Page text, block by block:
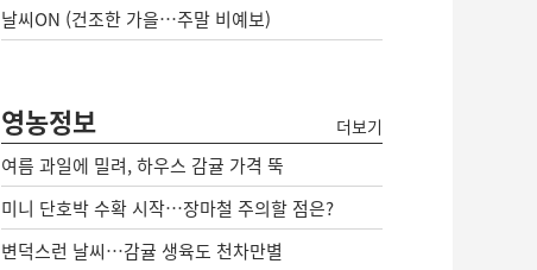
날씨ON (건조한 가을…주말 비예보)
영농정보 더보기
여름 과일에 밀려, 하우스 감귤 가격 뚝
미니 단호박 수확 시작…장마철 주의할 점은?
변덕스런 날씨…감귤 생육도 천차만별